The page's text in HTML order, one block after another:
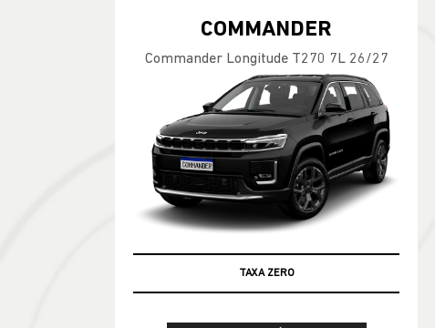
COMMANDER
Commander Longitude T270 7L 26/27
TAXA ZERO